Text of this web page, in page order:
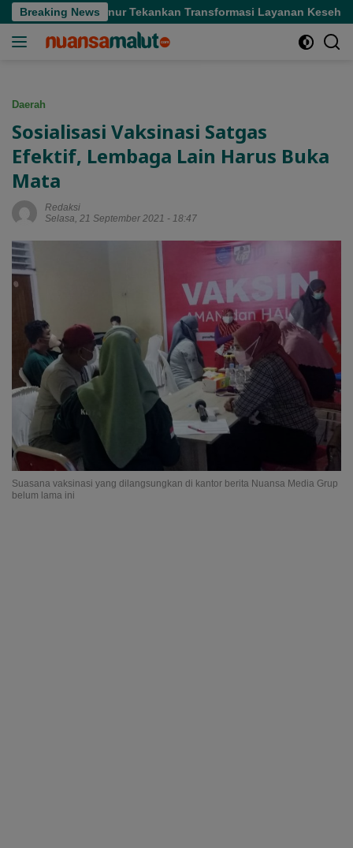
Langsung
ke
Breaking News
Gubernur Tekankan Transformasi Layanan Kesehatan
Daerah
Sosialisasi Vaksinasi Satgas
Efektif, Lembaga Lain Harus Buka
Mata
Redaksi
Selasa, 21 September 2021 - 18:47
Suasana vaksinasi yang dilangsungkan di kantor berita Nuansa Media Grup
belum lama ini